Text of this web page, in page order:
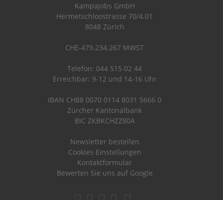
Kampajobs GmbH
Hermetschloostrasse 70/4.01
8048 Zürich
CHE-479.234.267 MWST
Telefon: 044 515 02 44
Erreichbar: 9-12 und 14-16 Uhr
IBAN CH88 0070 0114 8031 5666 0
Zürcher Kantonalbank
BIC ZKBKCHZZ80A
Newsletter bestellen
Cookies Einstellungen
Kontaktformular
Bewerten Sie uns auf Google